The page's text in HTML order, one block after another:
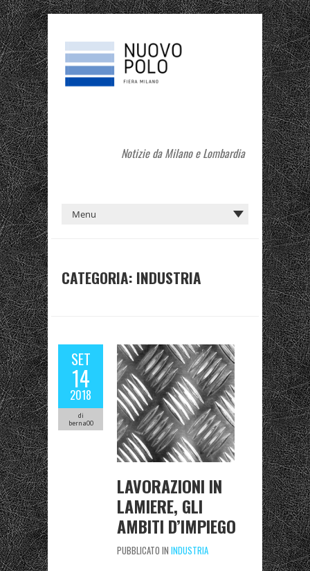
Notizie da Milano e Lombardia
CATEGORIA: INDUSTRIA
SET
14
2018
di
berna00
LAVORAZIONI IN
LAMIERE, GLI
AMBITI D’IMPIEGO
PUBBLICATO IN INDUSTRIA